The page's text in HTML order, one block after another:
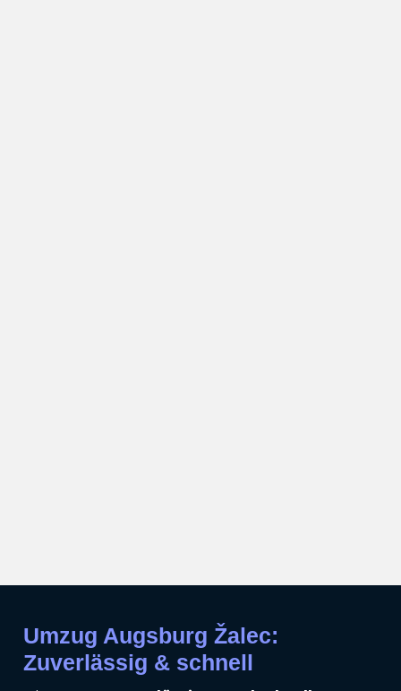
Umzug Augsburg Žalec:
Zuverlässig & schnell